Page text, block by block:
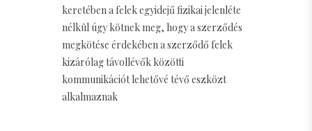
keretében a felek egyidejű fizikai jelenléte
nélkül úgy kötnek meg, hogy a szerződés
megkötése érdekében a szerződő felek
kizárólag távollévők közötti
kommunikációt lehetővé tévő eszközt
alkalmaznak